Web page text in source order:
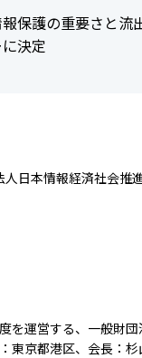
保護の重要さと流
決定
人日本情報経済社会推
を運営する、一般財
東京都港区、会長：